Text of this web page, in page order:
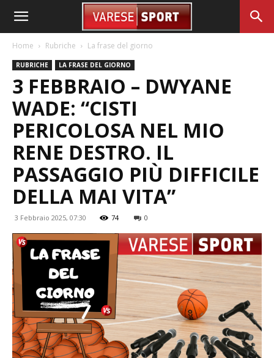
Home Rubriche La frase del giorno
RUBRICHE LA FRASE DEL GIORNO
3 FEBBRAIO – DWYANE
WADE: “CISTI
PERICOLOSA NEL MIO
RENE DESTRO. IL
PASSAGGIO PIÙ DIFFICILE
DELLA MAI VITA”
3 Febbraio 2025, 07:30 74 0